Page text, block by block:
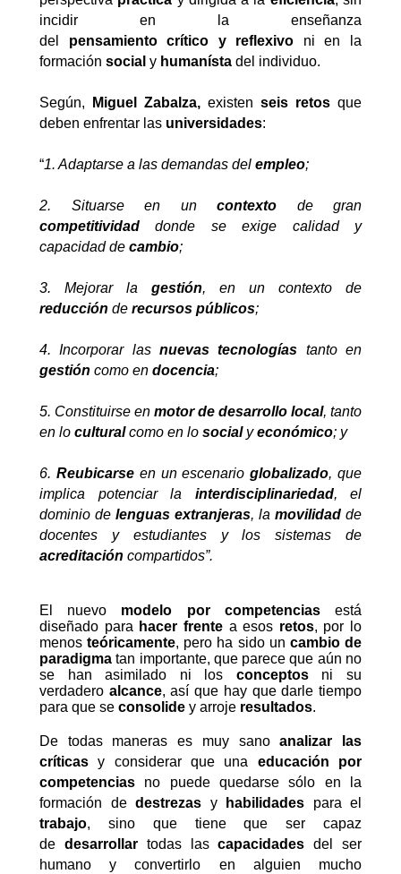
incidir en la enseñanza
del pensamiento crítico y reflexivo ni en la
formación social y humanísta del individuo.
Según, Miguel Zabalza, existen seis retos que
deben enfrentar las universidades:
“1. Adaptarse a las demandas del empleo;
2. Situarse en un contexto de gran
competitividaddonde se exige calidad y
capacidad de cambio;
3. Mejorar la gestión, en un contexto de
reducción de recursos públicos;
4. Incorporar las nuevas tecnologías tanto en
gestión como en docencia;
5. Constituirse en motor de desarrollo local, tanto
en lo culturalcomo en lo social yeconómico; y
6. Reubicarse en un escenarioglobalizado, que
implica potenciar la interdisciplinariedad, el
dominio de lenguas extranjeras, la movilidad de
docentes y estudiantes y los sistemas de
acreditación compartidos”.
El nuevo modelo por competenciasestá
diseñado para hacer frente a esos retos, por lo
menosteóricamente, pero ha sido un cambio de
paradigma tan importante, que parece que aún no
se han asimilado ni los conceptos ni su
verdadero alcance, así que hay que darle tiempo
para que se consolide y arroje resultados.
De todas maneras es muy sanoanalizar las
críticas y considerar que una educación por
competencias no puede quedarse sólo en la
formación de destrezas y habilidades para el
trabajo, sino que tiene que ser capaz
de desarrollar todas lascapacidadesdel ser
humano y convertirlo en alguien mucho